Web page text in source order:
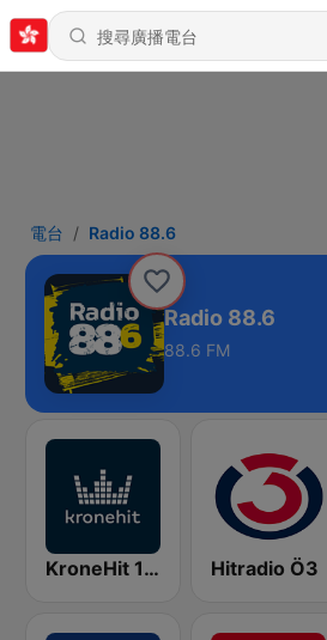
電台 Radio 88.6
Radio 88.6
88.6 FM
KroneHit 105.8 Hitradio Ö3